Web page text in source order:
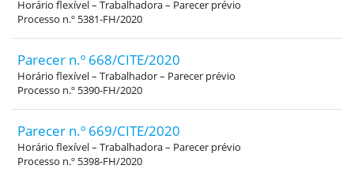
Horário flexível – Trabalhadora – Parecer prévio
Processo n.º 5381-FH/2020
Parecer n.º 668/CITE/2020
Horário flexível – Trabalhador – Parecer prévio
Processo n.º 5390-FH/2020
Parecer n.º 669/CITE/2020
Horário flexível – Trabalhadora – Parecer prévio
Processo n.º 5398-FH/2020